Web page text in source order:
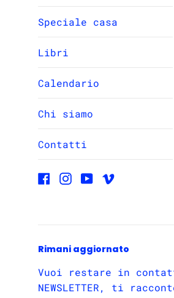
Speciale casa
Libri
Calendario
Chi siamo
Contatti
Facebook
Instagram
YouTube
Vimeo
Rimani aggiornato
Vuoi restare in
NEWSLETTER, ti